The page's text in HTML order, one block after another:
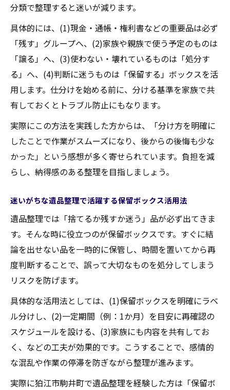
分類で整理すると迷いが減ります。
具体的には、(1)現金・通帳・権利書などの重要品は必ず
「残す」グループへ、(2)家族や親族で使う予定のものは
「譲る」へ、(3)使わない・壊れているものは「処分す
る」へ、(4)判断に迷うものは「保留する」ボックスを活
用します。仕分けを始める前に、分ける基準を家族で共
有しておくとトラブル防止にもなります。
実際にこの方法を実践した方からは、「分け方を明確に
したことで作業がスムーズになり、後からの後悔も少な
かった」という感想が多く寄せられています。負担を減
らし、納得感のある整理を目指しましょう。
迷いがちな遺品整理で活躍する保留ボックス活用法
遺品整理では「捨てるか残すか迷う」品が必ず出てきま
す。そんな時に役立つのが保留ボックスです。すぐに結
論を出せない品を一時的に保管し、時間を置いてから再
度判断することで、誤って大切なものを処分してしまう
リスクを防げます。
具体的な活用法としては、(1)保留ボックスを明確にラベ
ル分けし、(2)一定期間（例：1か月）を目安に再確認の
スケジュールを設ける、(3)家族にも内容を共有してお
く、などの工夫が効果的です。こうすることで、感情的
な混乱や作業の停滞を防ぎながら整理が進みます。
実際に狛江市駒井町で遺品整理を経験した方は「保留ボ